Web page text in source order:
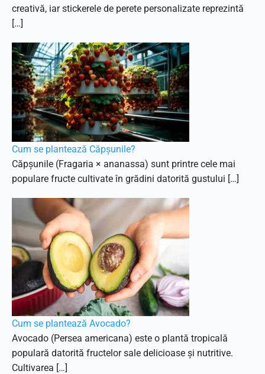
creativă, iar stickerele de perete personalizate reprezintă
[…]
Cum se plantează Căpșunile?
Căpșunile (Fragaria × ananassa) sunt printre cele mai
populare fructe cultivate în grădini datorită gustului […]
Cum se plantează Avocado?
Avocado (Persea americana) este o plantă tropicală
populară datorită fructelor sale delicioase și nutritive.
Cultivarea […]